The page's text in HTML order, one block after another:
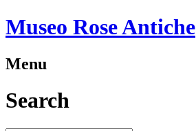
Museo Rose Antiche
Menu
Search